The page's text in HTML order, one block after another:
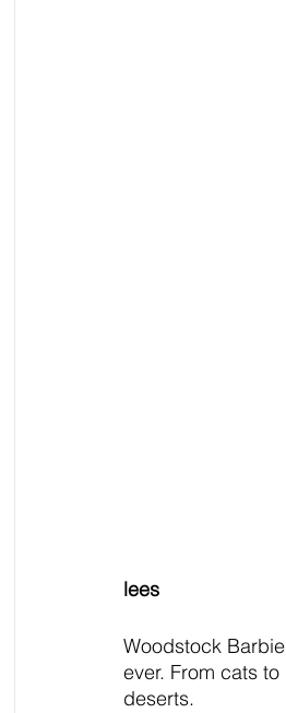
lees
Woodstock
ever. From cats
deserts.